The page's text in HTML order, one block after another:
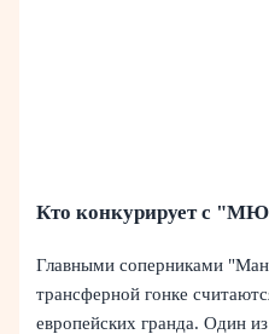
Кто конкурирует с
Главными соперниками
трансферной гонке
европейских гранда. Один